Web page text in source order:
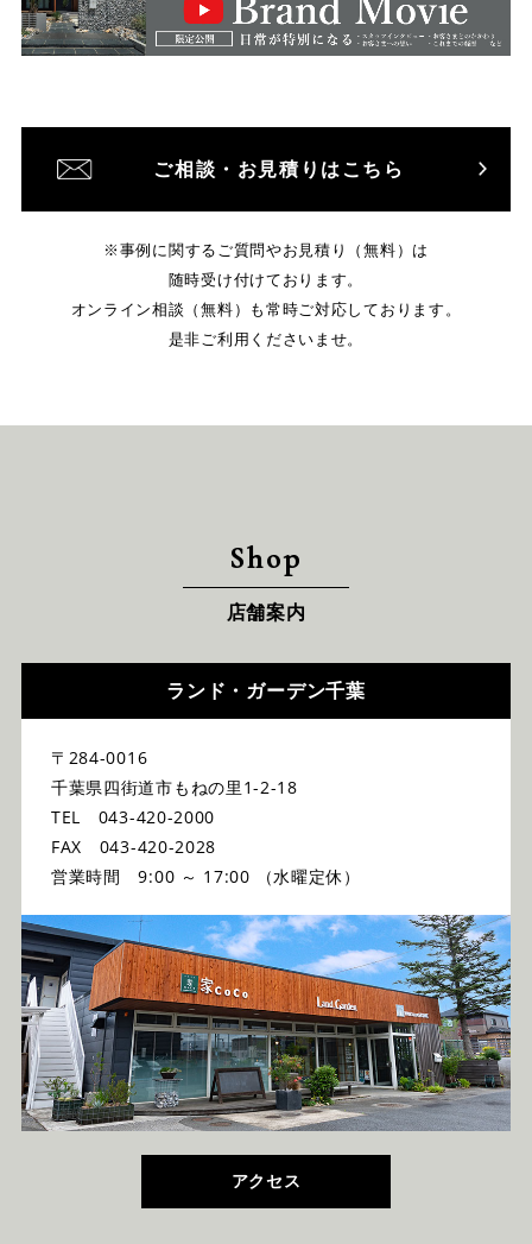
ご相談・お見積りはこちら
※事例に関するご質問やお見積り（無料）は
随時受け付けております。
オンライン相談（無料）も常時ご対応しております。
是非ご利用くださいませ。
Shop
店舗案内
ランド・ガーデン千葉
〒284-0016
千葉県四街道市もねの里1-2-18
TEL 043-420-2000
FAX 043-420-2028
営業時間 9:00 ～ 17:00 （水曜定休）
アクセス